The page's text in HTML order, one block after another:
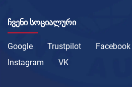
ᲩᲕᲔᲜᲘ ᲡᲝᲪᲘᲐᲚᲣᲠᲘ
Google Trustpilot Facebook
Instagram
VK